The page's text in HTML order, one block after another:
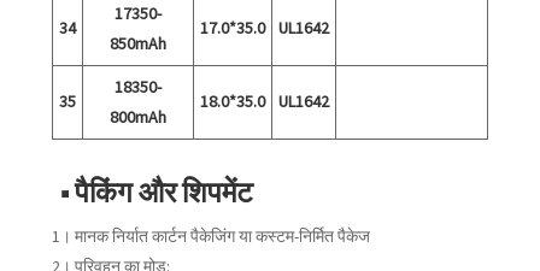
34
17350-
850mAh
17.0*35.0 UL1642
35
18350-
800mAh
18.0*35.0 UL1642
■ पैकिंग और शिपमेंट
1। मानक निर्यात कार्टन पैकेजिंग या कस्टम-निर्मित पैकेज
2। परिवहन का मोड: